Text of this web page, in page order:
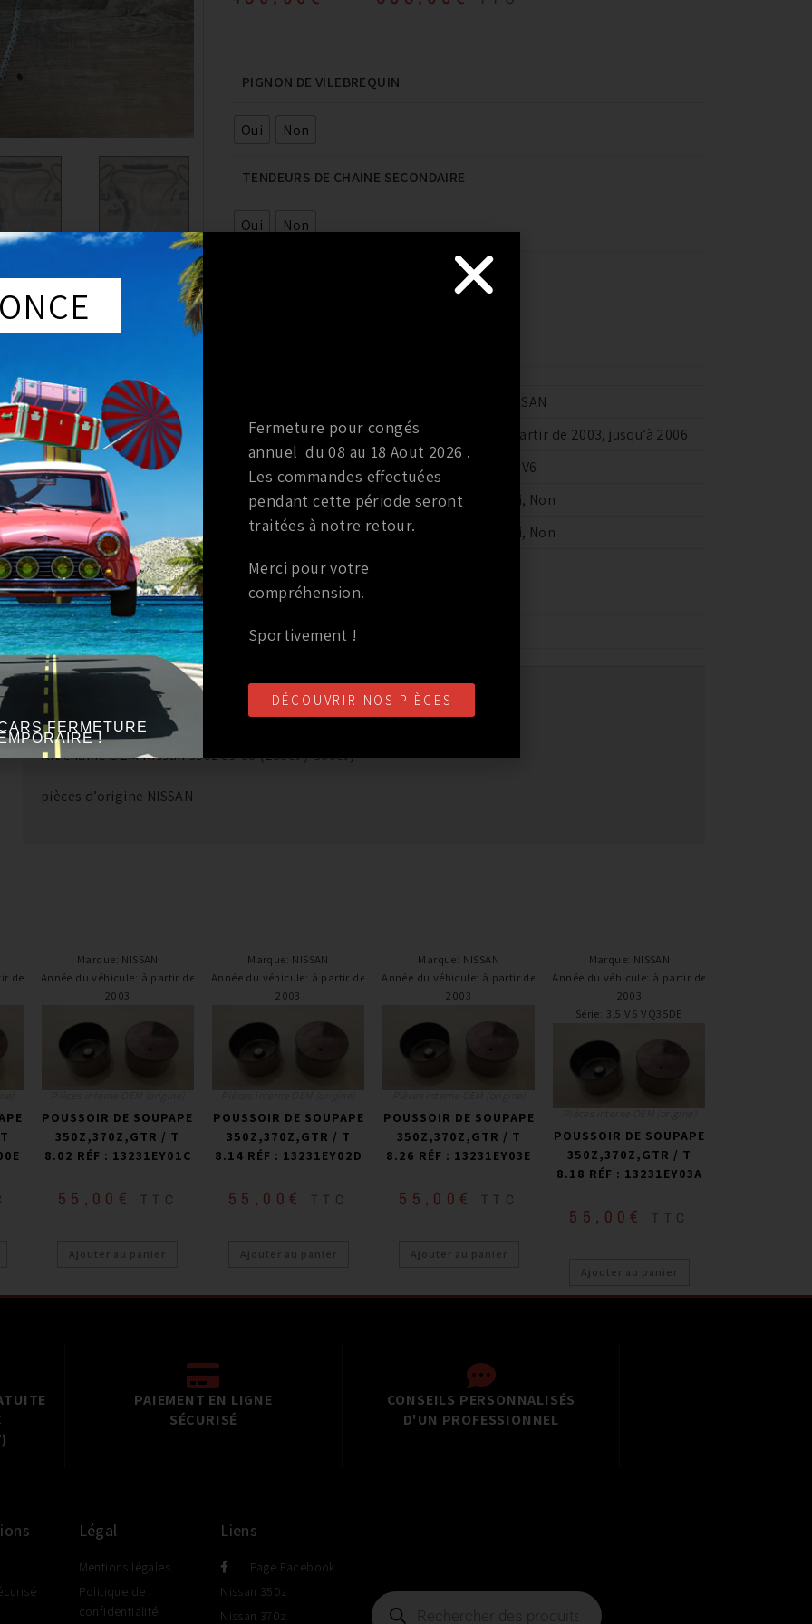
PIGNON DE VILEBREQUIN
Oui Non
TENDEURS DE CHAINE SECONDAIRE
Oui Non
NISSAN
ANNÉE DU VÉHICULE
à partir de 2003, jusqu’à 2006
SÉRIE
3.5 V6
PIGNON DE VILEBREQUIN
Oui, Non
TENDEURS DE CHAINE SECONDAIRE
Oui, Non
DESCRIPTION
DESCRIPTION
Kit chaine OEM Nissan 350z 03-06 (280cv / 300cv)
pièces d’origine NISSAN
de
Marque: NISSAN
Année du véhicule: à partir de
2003
POUSSOIR DE SOUPAPE
350Z,370Z,GTR / T
8.02 RÉF : 13231EY01C
55,00 € TTC
Ajouter au panier
Marque: NISSAN
Année du véhicule: à partir de
2003
POUSSOIR DE SOUPAPE
350Z,370Z,GTR / T
8.14 RÉF : 13231EY02D
55,00 € TTC
Ajouter au panier
Marque: NISSAN
Année du véhicule: à partir de
2003
POUSSOIR DE SOUPAPE
350Z,370Z,GTR / T
8.26 RÉF : 13231EY03E
55,00 € TTC
Ajouter au panier
Marque: NISSAN
Année du véhicule: à partir de
2003
Série: 3.5 V6 VQ35DE
POUSSOIR DE SOUPAPE
350Z,370Z,GTR / T
8.18 RÉF : 13231EY03A
55,00 € TTC
Ajouter au panier
PAIEMENT EN LIGNE
SÉCURISÉ
CONSEILS PERSONNALISÉS
D'UN PROFESSIONNEL
Légal
Mentions légales
Politique de
confidentialité
Liens
Page Facebook
Nissan 350z
Nissan 370z
FERMETURE
!
Fermeture pour congés
annuel du 08 au 18 Aout 2026 .
Les commandes effectuées
pendant cette période seront
traitées à notre retour.
Merci pour votre
compréhension.
Sportivement !
DÉCOUVRIR NOS PIÈCES